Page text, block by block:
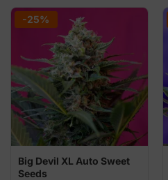
15,00 €
hasta
262,50 €
-25%
Big Devil XL Auto Sweet
Seeds